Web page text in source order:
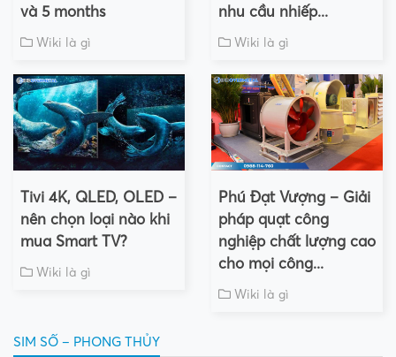
và 5 months
Wiki là gì
nhu cầu nhiếp...
Wiki là gì
Tivi 4K, QLED, OLED –
nên chọn loại nào khi
mua Smart TV?
Wiki là gì
Phú Đạt Vượng – Giải
pháp quạt công
nghiệp chất lượng cao
cho mọi công...
Wiki là gì
SIM SỐ – PHONG THỦY